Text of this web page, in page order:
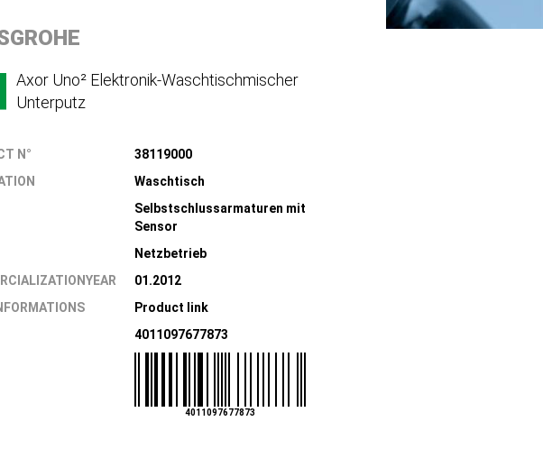
Axor Uno² Elektronik-Waschtischmischer
Unterputz
N°
38119000
Waschtisch
Selbstschlussarmaturen mit
Sensor
Netzbetrieb
01.2012
Product link
4011097677873
4011097677873